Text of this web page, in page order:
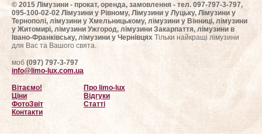
Статті
Контакти
© 2015 Лімузини - прокат, оренда, замовлення - тел. 097-797-3-797,
095-100-02-02 Лімузини у Рівному, Лімузини у Луцьку, Лімузини у
Тернополі, лімузини у Хмельницькому, лімузини у Вінниці, лімузини
у Житомирі, лімузини Ужгород, лімузини Закарпаття, лімузини в
Івано-Франківську, лімузини у Чернівцях Тільки найкращі лімузини
для Вас та Вашого свята.
моб (097) 797-3-797
info@limo-lux.com.ua
Вітаємо!
Про limo-lux
Ціни
Відгуки
ФотоЗвіт
Статті
Контакти